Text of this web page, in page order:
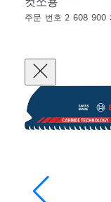
주문 번호 2 608 900